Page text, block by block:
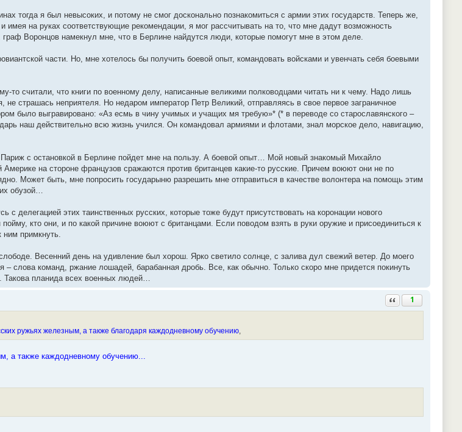
тогда я был невысоких, и потому не смог досконально познакомиться с армии этих государств. Теперь же,
имея на руках соответствующие рекомендации, я мог рассчитывать на то, что мне дадут возможность
Воронцов намекнул мне, что в Берлине найдутся люди, которые помогут мне в этом деле.
части. Но, мне хотелось бы получить боевой опыт, командовать войсками и увенчать себя боевыми
то считали, что книги по военному делу, написанные великими полководцами читать ни к чему. Надо лишь
не страшась неприятеля. Но недаром император Петр Великий, отправляясь в свое первое заграничное
было выгравировано: «Аз есмь в чину учимых и учащих мя требую»* (* в переводе со старославянского –
наш действительно всю жизнь учился. Он командовал армиями и флотами, знал морское дело, навигацию,
с остановкой в Берлине пойдет мне на пользу. А боевой опыт… Мой новый знакомый Михайло
на стороне французов сражаются против британцев какие-то русские. Причем воюют они не по
Может быть, мне попросить государыню разрешить мне отправиться в качестве волонтера на помощь этим
обузой…
с делегацией этих таинственных русских, которые тоже будут присутствовать на коронации нового
кто они, и по какой причине воюют с британцами. Если поводом взять в руки оружие и присоединиться к
ним примкнуть.
Весенний день на удивление был хорош. Ярко светило солнце, с залива дул свежий ветер. До моего
– слова команд, ржание лошадей, барабанная дробь. Все, как обычно. Только скоро мне придется покинуть
Такова планида всех военных людей…
Ответить с цитатой
1
ружьях железным, а также благодаря каждодневному обучению,
а также каждодневному обучению...